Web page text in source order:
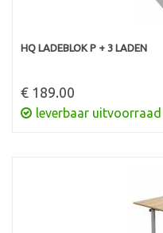
HQ LADEBLOK P + 3 LADEN
€ 189.00
leverbaar uitvoorraad